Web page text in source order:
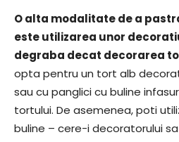
O alta modalitate de a
este utilizarea unor
degraba decat decorarea
opta pentru un tort alb
sau cu panglici cu buline
tortului. De asemenea, poti
buline – cere-i decoratorului